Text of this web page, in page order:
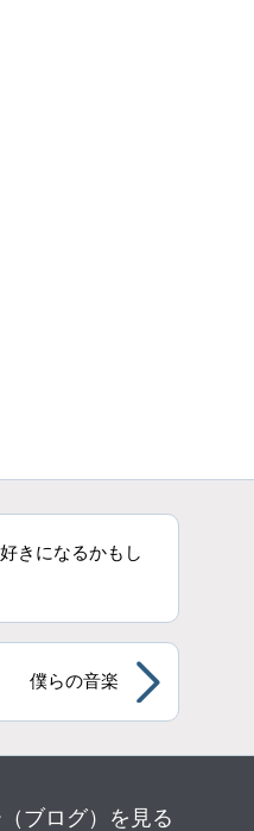
きになるかもし
僕らの音楽
ブログ）を見る